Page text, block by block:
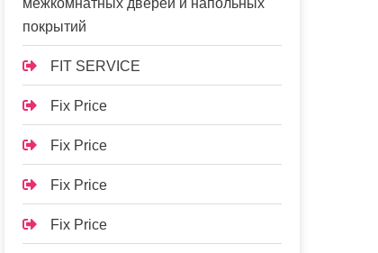
межкомнатных дверей и напольных
покрытий
FIT SERVICE
Fix Price
Fix Price
Fix Price
Fix Price